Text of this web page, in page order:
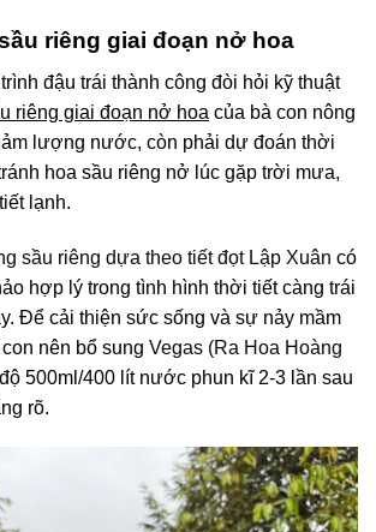
riêng giai đoạn nở hoa
đậu trái thành công đòi hỏi kỹ thuật
riêng giai đoạn nở hoa của bà con nông
lượng nước, còn phải dự đoán thời
hoa sầu riêng nở lúc gặp trời mưa,
lạnh.
sầu riêng dựa theo tiết đọt Lập Xuân có
hợp lý trong tình hình thời tiết càng trái
Để cải thiện sức sống và sự nảy mầm
nên bổ sung Vegas (Ra Hoa Hoàng
500ml/400 lít nước phun kĩ 2-3 lần sau
rõ.